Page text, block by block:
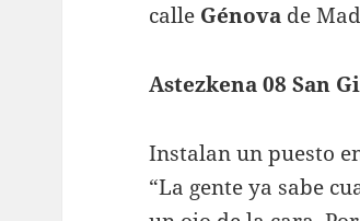
calle Génova de
Astezkena 08 San
Instalan un puesto
“La gente ya sabe